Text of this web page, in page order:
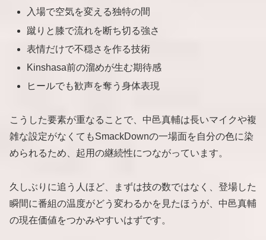
入場で空気を変える独特の間
蹴りと膝で流れを断ち切る強さ
表情だけで不穏さを作る技術
Kinshasa前の溜めが生む期待感
ヒールでも歓声を奪う身体表現
こうした要素が重なることで、中邑真輔は長いマイクや複
雑な設定がなくてもSmackDownの一場面を自分の色に染
められるため、起用の継続性につながっています。
久しぶりに追う人ほど、まずは技の数ではなく、登場した
瞬間に番組の温度がどう変わるかを見たほうが、中邑真輔
の現在価値をつかみやすいはずです。